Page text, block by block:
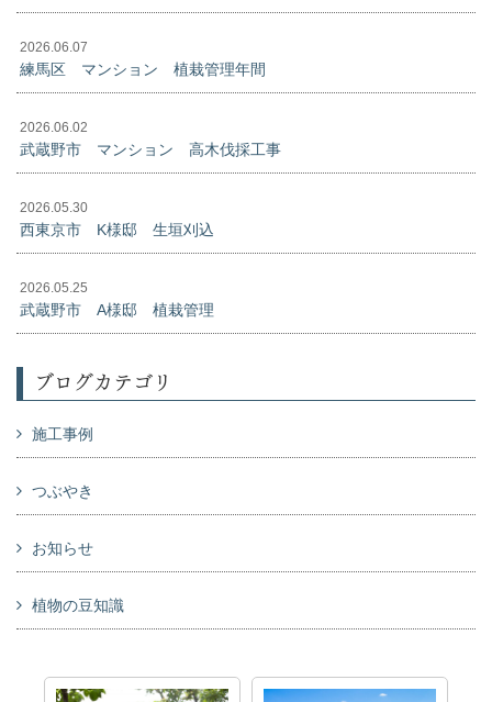
2026.06.07
練馬区 マンション 植栽管理年間
2026.06.02
武蔵野市 マンション 高木伐採工事
2026.05.30
西東京市 K様邸 生垣刈込
2026.05.25
武蔵野市 A様邸 植栽管理
ブログカテゴリ
施工事例
つぶやき
お知らせ
植物の豆知識